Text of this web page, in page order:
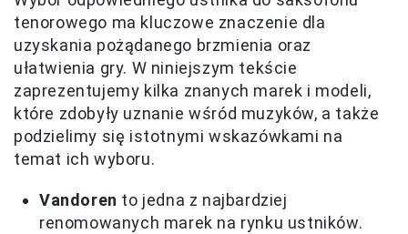
tenorowego ma kluczowe znaczenie dla
uzyskania pożądanego brzmienia oraz
ułatwienia gry. W niniejszym tekście
zaprezentujemy kilka znanych marek i modeli,
które zdobyły uznanie wśród muzyków, a także
podzielimy się istotnymi wskazówkami na
temat ich wyboru.
Vandoren to jedna z najbardziej
renomowanych marek na rynku ustników.